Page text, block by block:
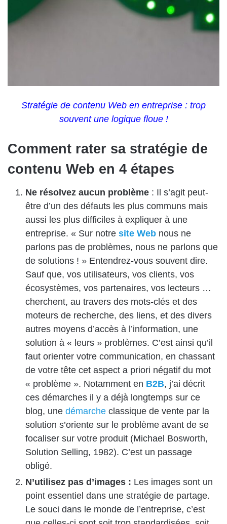
Stratégie de contenu Web en entreprise : trop
souvent une logique floue !
Comment rater sa stratégie de
contenu Web en 4 étapes
Ne résolvez aucun problème : Il s’agit peut-
être d’un des défauts les plus communs mais
aussi les plus difficiles à expliquer à une
entreprise. « Sur notre site Web nous ne
parlons pas de problèmes, nous ne parlons que
de solutions ! » Entendrez-vous souvent dire.
Sauf que, vos utilisateurs, vos clients, vos
écosystèmes, vos partenaires, vos lecteurs …
cherchent, au travers des mots-clés et des
moteurs de recherche, des liens, et des divers
autres moyens d’accès à l’information, une
solution à « leurs » problèmes. C’est ainsi qu’il
faut orienter votre communication, en chassant
de votre tête cet aspect a priori négatif du mot
« problème ». Notamment en B2B, j’ai décrit
ces démarches il y a déjà longtemps sur ce
blog, une démarche classique de vente par la
solution s’oriente sur le problème avant de se
focaliser sur votre produit (Michael Bosworth,
Solution Selling, 1982). C’est un passage
obligé.
N’utilisez pas d’images : Les images sont un
point essentiel dans une stratégie de partage.
Le souci dans le monde de l’entreprise, c’est